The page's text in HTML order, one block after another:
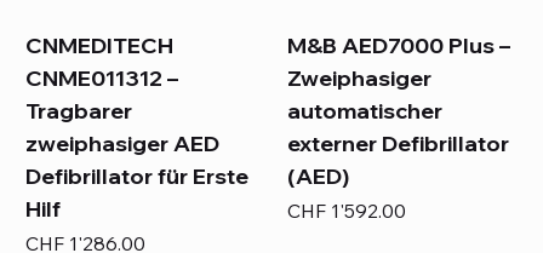
CNMEDITECH
CNME011312 –
Tragbarer
zweiphasiger AED
Defibrillator für Erste
Hilf
Preis
CHF 1'286.00
M&B AED7000 Plus –
Zweiphasiger
automatischer
externer Defibrillator
(AED)
Preis
CHF 1'592.00